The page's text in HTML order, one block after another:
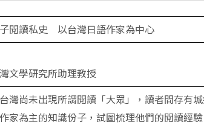
閱讀私史 以台灣日語作家為中心
文學研究所助理教授
灣尚未出現所謂閱讀「大眾」，讀者間存有
家為主的知識份子，試圖梳理他們的閱讀經